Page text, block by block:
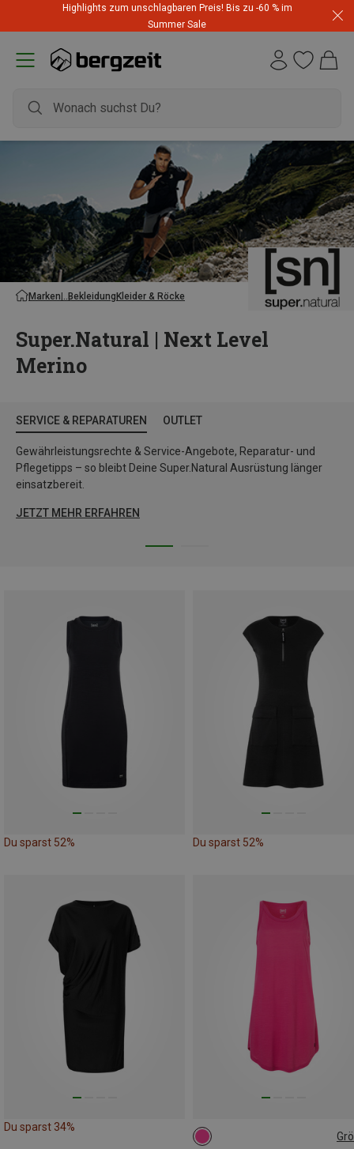
Highlights zum unschlagbaren Preis! Bis zu -60 % im
Summer Sale
Marken BekleidungKleider & Röcke
Super.Natural | Next Level
Merino
SERVICE & REPARATUREN OUTLET
Gewährleistungsrechte & Service-Angebote, Reparatur- und
Pflegetipps – so bleibt Deine Super.Natural Ausrüstung länger
einsatzbereit.
JETZT MEHR ERFAHREN
Du sparst 52% Du sparst 52%
Du sparst 34%
M